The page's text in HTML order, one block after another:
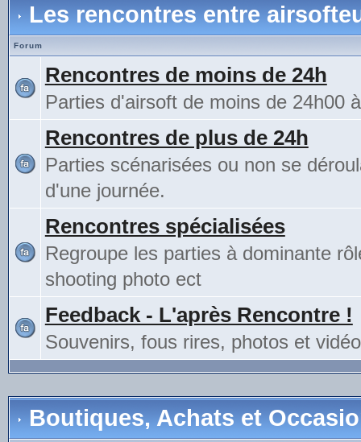
Les rencontres entre
Forum
Rencontres de moins de 24h
Parties d'airsoft de moins de 24h00
Rencontres de plus de 24h
Parties scénarisées ou non se
d'une journée.
Rencontres spécialisées
Regroupe les parties à dominante
shooting photo ect
Feedback - L'après Rencontre !
Souvenirs, fous rires, photos et
Boutiques, Achats et